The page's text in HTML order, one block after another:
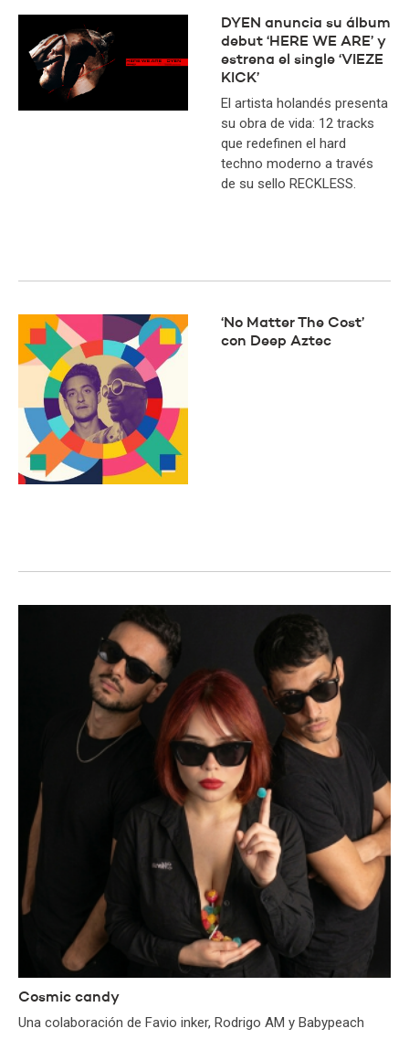
DYEN anuncia su álbum
debut ‘HERE WE ARE’ y
estrena el single ‘VIEZE
KICK’
El artista holandés presenta
su obra de vida: 12 tracks
que redefinen el hard
techno moderno a través
de su sello RECKLESS.
‘No Matter The Cost’
con Deep Aztec
​Cosmic candy
Una colaboración de Favio inker, Rodrigo AM y Babypeach